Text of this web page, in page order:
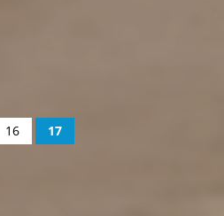
16 17